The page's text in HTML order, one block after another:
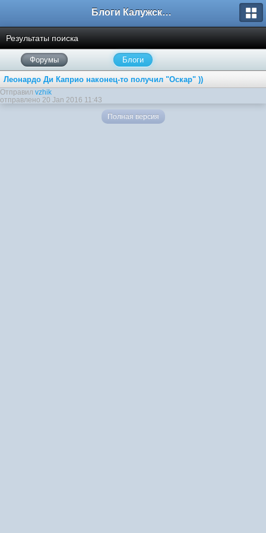
Блоги Калужского перекрестка
Результаты поиска
Форумы Блоги
Леонардо Ди Каприо наконец-то получил "Оскар" ))
Отправил vzhik
отправлено 20 Jan 2016 11:43
Полная версия